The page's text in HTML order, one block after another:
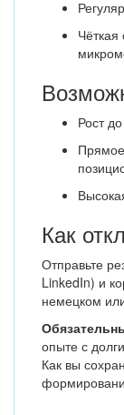
Чёткая
Рост до
Как
Отправьте
LinkedIn) и
немецком
опыте с
Как вы